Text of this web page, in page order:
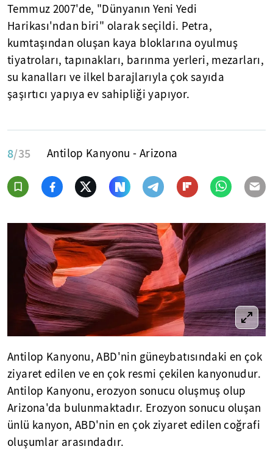
Temmuz 2007'de, "Dünyanın Yeni Yedi
Harikası'ndan biri" olarak seçildi. Petra,
kumtaşından oluşan kaya bloklarına oyulmuş
tiyatroları, tapınakları, barınma yerleri, mezarları,
su kanalları ve ilkel barajlarıyla çok sayıda
şaşırtıcı yapıya ev sahipliği yapıyor.
8/35 Antilop Kanyonu - Arizona
Antilop Kanyonu, ABD'nin güneybatısındaki en çok
ziyaret edilen ve en çok resmi çekilen kanyonudur.
Antilop Kanyonu, erozyon sonucu oluşmuş olup
Arizona'da bulunmaktadır. Erozyon sonucu oluşan
ünlü kanyon, ABD'nin en çok ziyaret edilen coğrafi
oluşumlar arasındadır.